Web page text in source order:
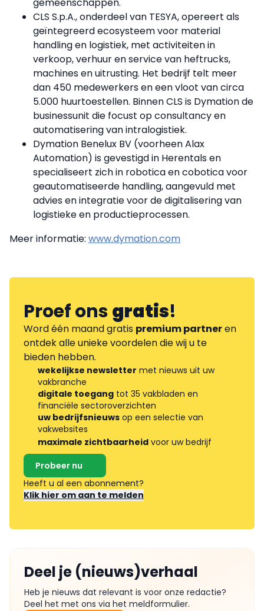
gemeenschappen.
CLS S.p.A., onderdeel van TESYA, opereert als
geïntegreerd ecosysteem voor material
handling en logistiek, met activiteiten in
verkoop, verhuur en service van heftrucks,
machines en uitrusting. Het bedrijf telt meer
dan 450 medewerkers en een vloot van circa
5.000 huurtoestellen. Binnen CLS is Dymation de
businessunit die focust op consultancy en
automatisering van intralogistiek.
Dymation Benelux BV (voorheen Alax
Automation) is gevestigd in Herentals en
specialiseert zich in robotica en cobotica voor
geautomatiseerde handling, aangevuld met
advies en integratie voor de digitalisering van
logistieke en productieprocessen.
Meer informatie: www.dymation.com
Proef onsgratis!
Word één maand gratis premium partneren
ontdek alle unieke voordelen die wij u te
bieden hebben.
wekelijkse newsletter met nieuws uit uw
vakbranche
digitale toegang tot 35 vakbladen en
financiële sectoroverzichten
uw bedrijfsnieuws op een selectie van
vakwebsites
maximale zichtbaarheid voor uw bedrijf
Probeer nu
Heeft u al een abonnement?
Klik hier om aan te melden
Deel je (nieuws)verhaal
Heb je nieuws dat relevant is voor onze redactie?
Deel het met ons via het meldformulier.